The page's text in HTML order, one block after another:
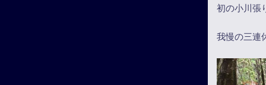
初の小川張
我慢の三連